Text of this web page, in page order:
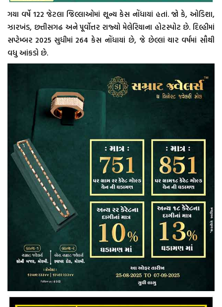
ગયા વર્ષે 122 જેટલા જિલ્લાઓમાં શૂન્ય કેસ નોંધાયાં હતાં. જો કે, ઓડિશા,
ઝારખંડ, છત્તીસગઢ અને પૂર્વોત્તર રાજ્યો મેલેરિયાના હોટસ્પોટ છે. દિલ્હીમાં
સપ્ટેમ્બર 2025 સુધીમાં 264 કેસ નોંધાયાં છે, જે છેલ્લાં ચાર વર્ષમાં સૌથી
વધુ આંકડો છે.